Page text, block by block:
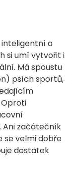
inteligentní a
si umí vytvořit i
Má spoustu
psích sportů,
začátečník
se velmi dobře
dostatek